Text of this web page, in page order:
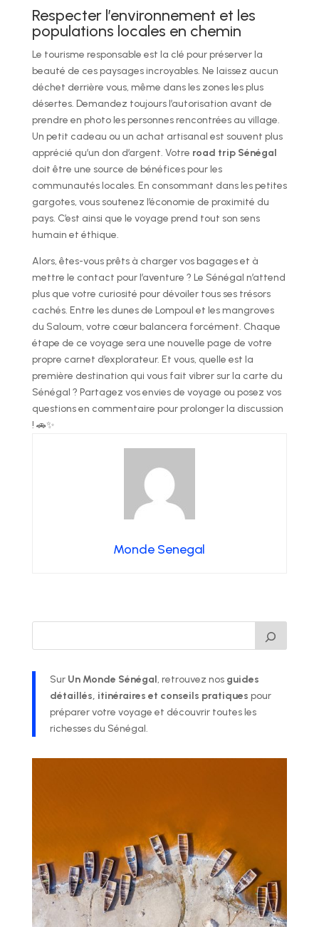
Respecter l’environnement et les
populations locales en chemin
Le tourisme responsable est la clé pour préserver la
beauté de ces paysages incroyables. Ne laissez aucun
déchet derrière vous, même dans les zones les plus
désertes. Demandez toujours l’autorisation avant de
prendre en photo les personnes rencontrées au village.
Un petit cadeau ou un achat artisanal est souvent plus
apprécié qu’un don d’argent. Votre road trip Sénégal
doit être une source de bénéfices pour les
communautés locales. En consommant dans les petites
gargotes, vous soutenez l’économie de proximité du
pays. C’est ainsi que le voyage prend tout son sens
humain et éthique.
Alors, êtes-vous prêts à charger vos bagages et à
mettre le contact pour l’aventure ? Le Sénégal n’attend
plus que votre curiosité pour dévoiler tous ses trésors
cachés. Entre les dunes de Lompoul et les mangroves
du Saloum, votre cœur balancera forcément. Chaque
étape de ce voyage sera une nouvelle page de votre
propre carnet d’explorateur. Et vous, quelle est la
première destination qui vous fait vibrer sur la carte du
Sénégal ? Partagez vos envies de voyage ou posez vos
questions en commentaire pour prolonger la discussion
! 🚗✨
Monde Senegal
Sur Un Monde Sénégal, retrouvez nos guides
détaillés, itinéraires et conseils pratiques pour
préparer votre voyage et découvrir toutes les
richesses du Sénégal.